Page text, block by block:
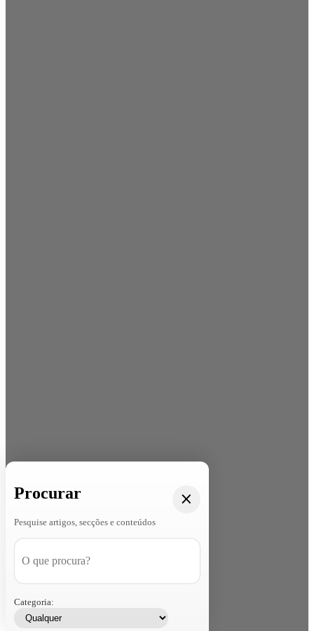
Procurar
Pesquise artigos, secções e conteúdos
Categoria: